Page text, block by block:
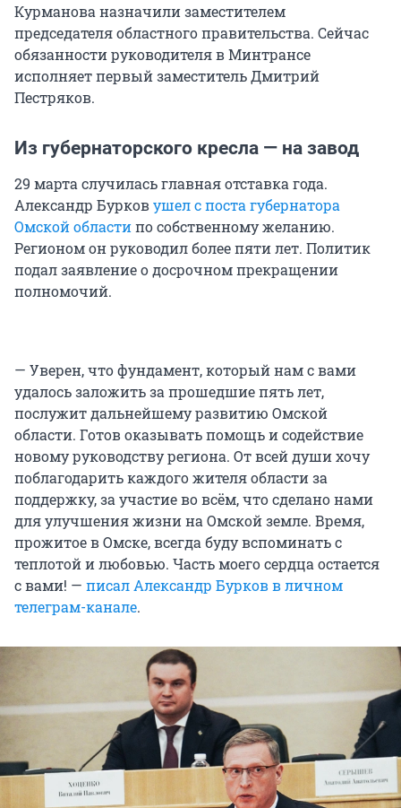
Курманова назначили заместителем
председателя областного правительства. Сейчас
обязанности руководителя в Минтрансе
исполняет первый заместитель Дмитрий
Пестряков.
Из губернаторского кресла — на завод
29 марта случилась главная отставка года.
Александр Бурковушел с поста губернатора
Омской областипо собственному желанию.
Регионом он руководил более пяти лет. Политик
подал заявление о досрочном прекращении
полномочий.
— Уверен, что фундамент, который нам с вами
удалось заложить за прошедшие пять лет,
послужит дальнейшему развитию Омской
области. Готов оказывать помощь и содействие
новому руководству региона. От всей души хочу
поблагодарить каждого жителя области за
поддержку, за участие во всём, что сделано нами
для улучшения жизни на Омской земле. Время,
прожитое в Омске, всегда буду вспоминать с
теплотой и любовью. Часть моего сердца остается
с вами! — писал Александр Бурков в личном
телеграм-канале.